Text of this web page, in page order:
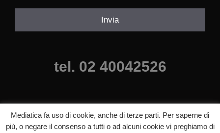
Invia
tel. 02 40042526
Mediatica fa uso di cookie, anche di terze parti. Per saperne di
più, o negare il consenso a tutti o ad alcuni cookie vi preghiamo di